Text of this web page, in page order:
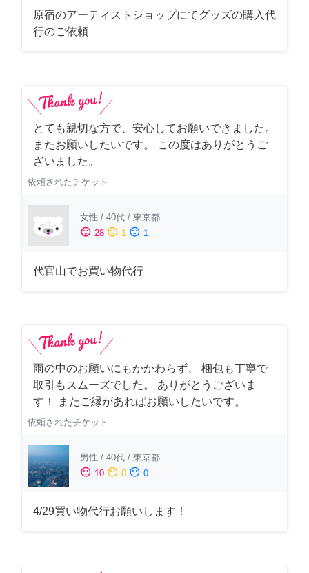
原宿のアーティストショップにてグッズの購入代
行のご依頼
とても親切な方で、安心してお願いできました。
またお願いしたいです。 この度はありがとうご
ざいました。
依頼されたチケット
女性 / 40代 / 東京都
sentiment_satisfied 28 sentiment_neutral 1 sentiment_dissatisfied 1
代官山でお買い物代行
雨の中のお願いにもかかわらず、 梱包も丁寧で
取引もスムーズでした。 ありがとうございま
す！ またご縁があればお願いしたいです。
依頼されたチケット
男性 / 40代 / 東京都
sentiment_satisfied 10 sentiment_neutral 0 sentiment_dissatisfied 0
4/29買い物代行お願いします！